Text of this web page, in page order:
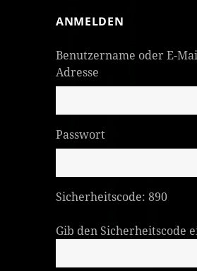
ANMELDEN
Benutzername oder E-
Adresse
Passwort
Sicherheitscode: 890
Gib den Sicherheitscode